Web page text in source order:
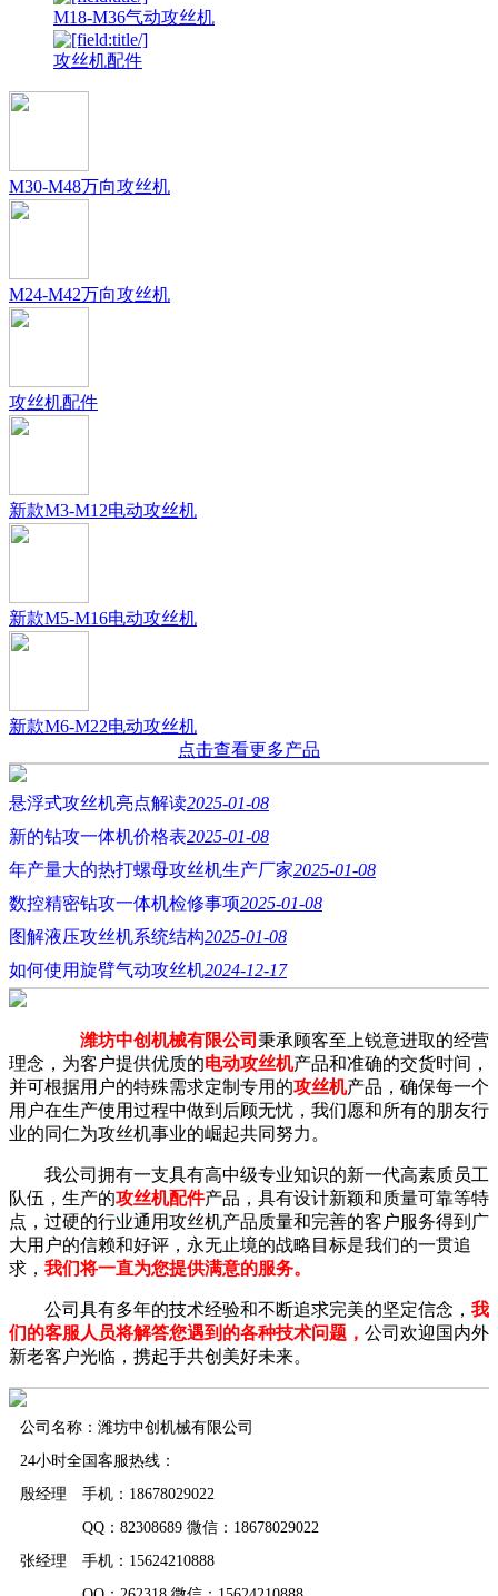
M18-M36气动攻丝机
攻丝机配件
M30-M48万向攻丝机
M24-M42万向攻丝机
攻丝机配件
新款M3-M12电动攻丝机
新款M5-M16电动攻丝机
新款M6-M22电动攻丝机
点击查看更多产品
悬浮式攻丝机亮点解读2025-01-08
新的钻攻一体机价格表2025-01-08
年产量大的热打螺母攻丝机生产厂家2025-01-08
数控精密钻攻一体机检修事项2025-01-08
图解液压攻丝机系统结构2025-01-08
如何使用旋臂气动攻丝机2024-12-17
潍坊中创机械有限公司 秉承顾客至上锐意进取的经营
理念，为客户提供优质的电动攻丝机产品和准确的交货时间，
并可根据用户的特殊需求定制专用的攻丝机产品，确保每一个
用户在生产使用过程中做到后顾无忧，我们愿和所有的朋友行
业的同仁为攻丝机事业的崛起共同努力。
我公司拥有一支具有高中级专业知识的新一代高素质员工
队伍，生产的攻丝机配件产品，具有设计新颖和质量可靠等特
点，过硬的行业通用攻丝机产品质量和完善的客户服务得到广
大用户的信赖和好评，永无止境的战略目标是我们的一贯追
求， 我们将一直为您提供满意的服务。
公司具有多年的技术经验和不断追求完美的坚定信念， 我
们的客服人员将解答您遇到的各种技术问题， 公司欢迎国内外
新老客户光临，携起手共创美好未来。
公司名称：潍坊中创机械有限公司
24小时全国客服热线：
殷经理 手机：18678029022
QQ：82308689 微信：18678029022
张经理 手机：15624210888